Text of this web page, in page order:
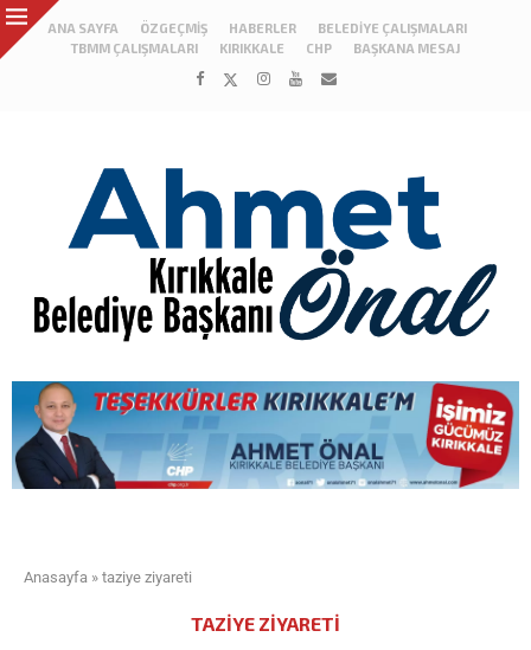
ANA SAYFA ÖZGEÇMIŞ HABERLER
BELEDIYE ÇALIŞMALARI
TBMM ÇALIŞMALARI
KIRIKKALE CHP BAŞKANA MESAJ
Anasayfa » taziye ziyareti
TAZIYE ZIYARETI